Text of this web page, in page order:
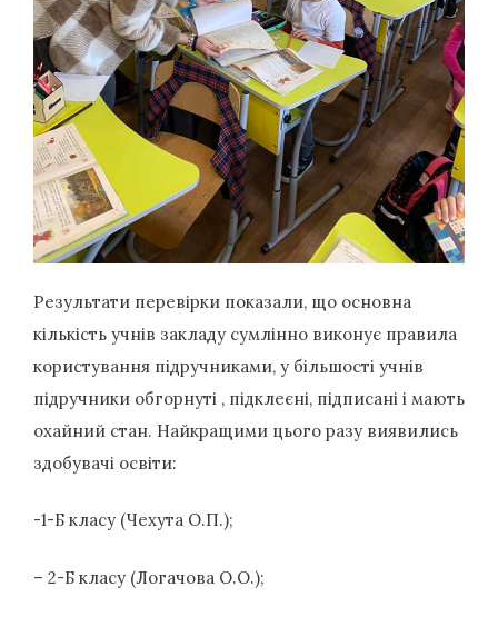
Результати перевірки показали, що основна
кількість учнів закладу сумлінно виконує правила
користування підручниками, у більшості учнів
підручники обгорнуті , підклеєні, підписані і мають
охайний стан. Найкращими цього разу виявились
здобувачі освіти:
-1-Б класу (Чехута О.П.);
– 2-Б класу (Логачова О.О.);